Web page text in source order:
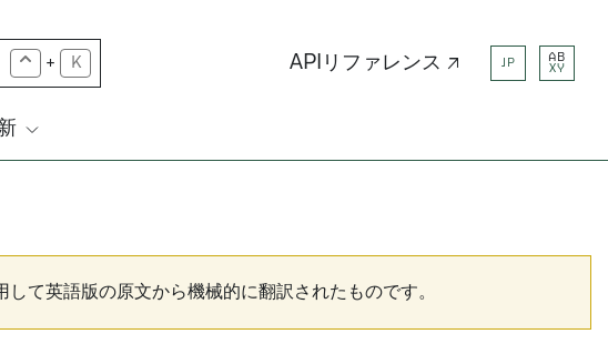
+ K APIリファレンス ↗ JP
AB
XY
して英語版の原文から機械的に翻訳されたものです。